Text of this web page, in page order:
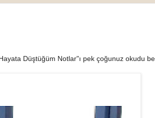
Düştüğüm Notlar"ı pek çoğunuz okudu